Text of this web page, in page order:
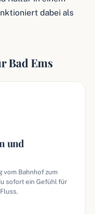
dabei als
Bad Ems
und
vom Bahnhof zum
sofort ein Gefühl für